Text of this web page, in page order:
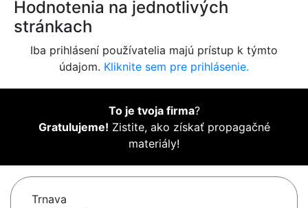
Hodnotenia na jednotlivých
stránkach
Iba prihlásení používatelia majú prístup k týmto
údajom. Kliknite sem pre prihlásenie.
To je tvoja firma?
Gratulujeme! Zistite, ako získať propagačné
materiály!
Trnava